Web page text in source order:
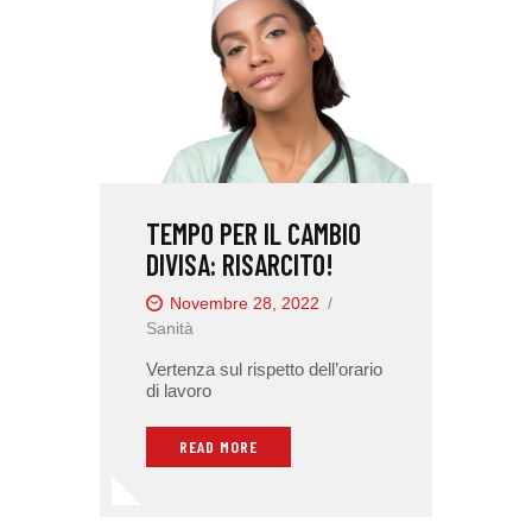
TEMPO PER IL CAMBIO
DIVISA: RISARCITO!
Novembre 28, 2022
Sanità
Vertenza sul rispetto dell’orario
di lavoro
READ MORE